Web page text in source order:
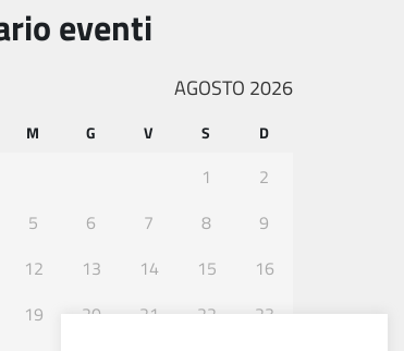
eventi
AGOSTO 2026
M G V S D
1
2
5 6 7 8
9
12 13 14 15
16
19 20 21 22
23